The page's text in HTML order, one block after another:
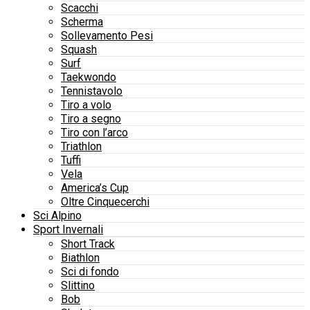
Scacchi
Scherma
Sollevamento Pesi
Squash
Surf
Taekwondo
Tennistavolo
Tiro a volo
Tiro a segno
Tiro con l’arco
Triathlon
Tuffi
Vela
America’s Cup
Oltre Cinquecerchi
Sci Alpino
Sport Invernali
Short Track
Biathlon
Sci di fondo
Slittino
Bob